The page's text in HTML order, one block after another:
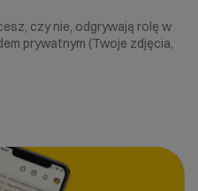
czy nie, odgrywają rolę w
prywatnym (Twoje zdjęcia,